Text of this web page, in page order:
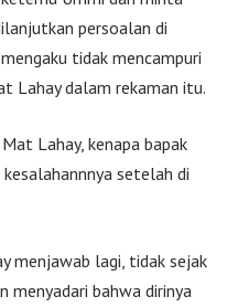
persoalan di
tidak mencampuri
Lahay dalam rekaman itu.
Lahay, kenapa bapak
setelah di
menjawab lagi, tidak sejak
menyadari bahwa dirinya